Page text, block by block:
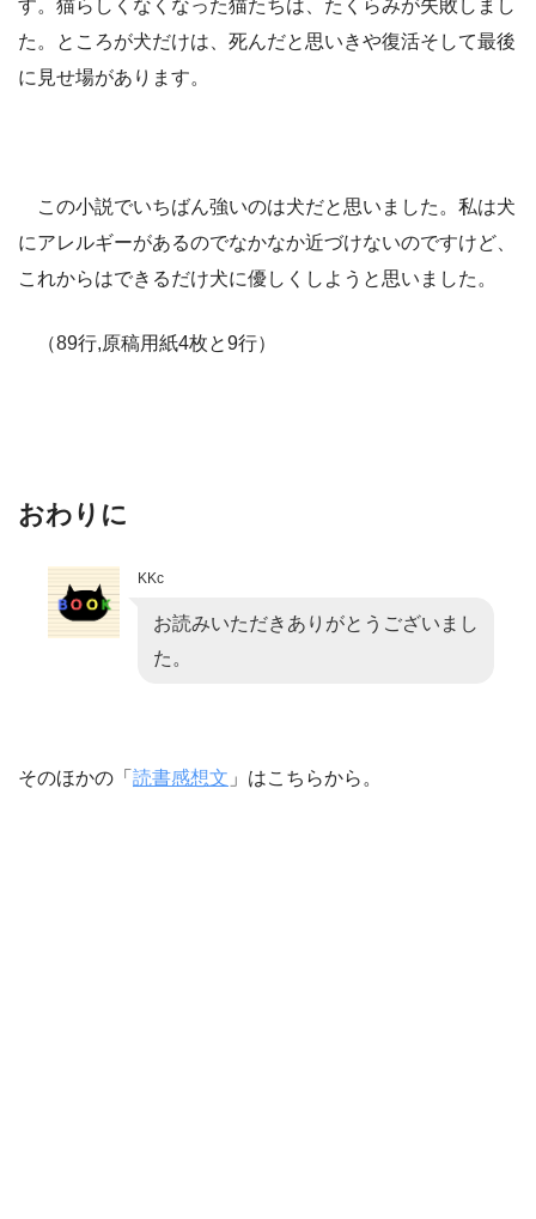
す。猫らしくなくなった猫たちは、たくらみが失敗しまし
た。ところが犬だけは、死んだと思いきや復活そして最後
に見せ場があります。
この小説でいちばん強いのは犬だと思いました。私は犬
にアレルギーがあるのでなかなか近づけないのですけど、
これからはできるだけ犬に優しくしようと思いました。
（89行,原稿用紙4枚と9行）
おわりに
KKc
お読みいただきありがとうございまし
た。
そのほかの「 読書感想文 」はこちらから。